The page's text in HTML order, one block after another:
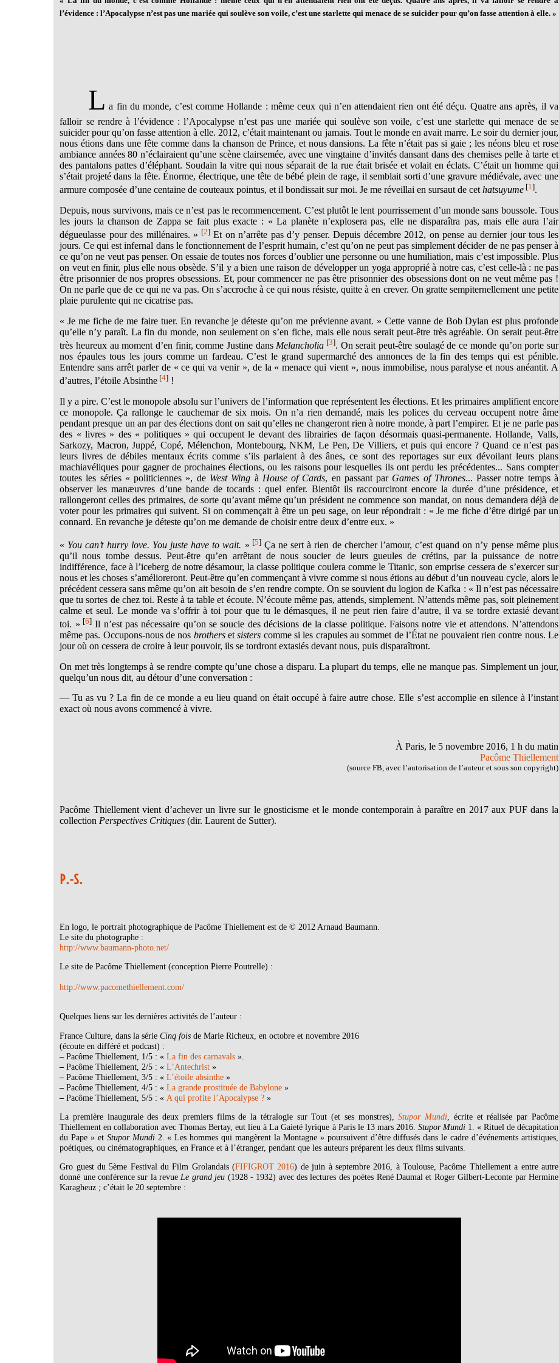
l’évidence : l’Apocalypse n’est pas une mariée qui soulève son voile, c’est une starlette qui menace de se suicider pour qu’on fasse attention à elle. »
L a fin du monde, c’est comme Hollande : même ceux qui n’en attendaient rien ont été déçu. Quatre ans après, il va
falloir se rendre à l’évidence : l’Apocalypse n’est pas une mariée qui soulève son voile, c’est une starlette qui menace de se
suicider pour qu’on fasse attention à elle. 2012, c’était maintenant ou jamais. Tout le monde en avait marre. Le soir du dernier jour,
nous étions dans une fête comme dans la chanson de Prince, et nous dansions. La fête n’était pas si gaie ; les néons bleu et rose
ambiance années 80 n’éclairaient qu’une scène clairsemée, avec une vingtaine d’invités dansant dans des chemises pelle à tarte et
des pantalons pattes d’éléphant. Soudain la vitre qui nous séparait de la rue était brisée et volait en éclats. C’était un homme qui
s’était projeté dans la fête. Énorme, électrique, une tête de bébé plein de rage, il semblait sorti d’une gravure médiévale, avec une
armure composée d’une centaine de couteaux pointus, et il bondissait sur moi. Je me réveillai en sursaut de cethatsuyume [1].
Depuis, nous survivons, mais ce n’est pas le recommencement. C’est plutôt le lent pourrissement d’un monde sans boussole. Tous
les jours la chanson de Zappa se fait plus exacte : « La planète n’explosera pas, elle ne disparaîtra pas, mais elle aura l’air
dégueulasse pour des millénaires. » [2]Et on n’arrête pas d’y penser. Depuis décembre 2012, on pense au dernier jour tous les
jours. Ce qui est infernal dans le fonctionnement de l’esprit humain, c’est qu’on ne peut pas simplement décider de ne pas penser à
ce qu’on ne veut pas penser. On essaie de toutes nos forces d’oublier une personne ou une humiliation, mais c’est impossible. Plus
on veut en finir, plus elle nous obsède. S’il y a bien une raison de développer un yoga approprié à notre cas, c’est celle-là : ne pas
être prisonnier de nos propres obsessions. Et, pour commencer ne pas être prisonnier des obsessions dont on ne veut même pas !
On ne parle que de ce qui ne va pas. On s’accroche à ce qui nous résiste, quitte à en crever. On gratte sempiternellement une petite
plaie purulente qui ne cicatrise pas.
« Je me fiche de me faire tuer. En revanche je déteste qu’on me prévienne avant. » Cette vanne de Bob Dylan est plus profonde
qu’elle n’y paraît. La fin du monde, non seulement on s’en fiche, mais elle nous serait peut-être très agréable. On serait peut-être
très heureux au moment d’en finir, comme Justine dans Melancholia [3]. On serait peut-être soulagé de ce monde qu’on porte sur
nos épaules tous les jours comme un fardeau. C’est le grand supermarché des annonces de la fin des temps qui est pénible.
Entendre sans arrêt parler de « ce qui va venir », de la « menace qui vient », nous immobilise, nous paralyse et nous anéantit. A
d’autres, l’étoile Absinthe [4] !
Il y a pire. C’est le monopole absolu sur l’univers de l’information que représentent les élections. Et les primaires amplifient encore
ce monopole. Ça rallonge le cauchemar de six mois. On n’a rien demandé, mais les polices du cerveau occupent notre âme
pendant presque un an par des élections dont on sait qu’elles ne changeront rien à notre monde, à part l’empirer. Et je ne parle pas
des « livres » des « politiques » qui occupent le devant des librairies de façon désormais quasi-permanente. Hollande, Valls,
Sarkozy, Macron, Juppé, Copé, Mélenchon, Montebourg, NKM, Le Pen, De Villiers, et puis qui encore ? Quand ce n’est pas
leurs livres de débiles mentaux écrits comme s’ils parlaient à des ânes, ce sont des reportages sur eux dévoilant leurs plans
machiavéliques pour gagner de prochaines élections, ou les raisons pour lesquelles ils ont perdu les précédentes... Sans compter
toutes les séries « politiciennes », de West Wing à House of Cards, en passant par Games of Thrones... Passer notre temps à
observer les manæuvres d’une bande de tocards : quel enfer. Bientôt ils raccourciront encore la durée d’une présidence, et
rallongeront celles des primaires, de sorte qu’avant même qu’un président ne commence son mandat, on nous demandera déjà de
voter pour les primaires qui suivent. Si on commençait à être un peu sage, on leur répondrait : « Je me fiche d’être dirigé par un
connard. En revanche je déteste qu’on me demande de choisir entre deux d’entre eux. »
« You can’t hurry love. You juste have to wait. » [5]Ça ne sert à rien de chercher l’amour, c’est quand on n’y pense même plus
qu’il nous tombe dessus. Peut-être qu’en arrêtant de nous soucier de leurs gueules de crétins, par la puissance de notre
indifférence, face à l’iceberg de notre désamour, la classe politique coulera comme le Titanic, son emprise cessera de s’exercer sur
nous et les choses s’amélioreront. Peut-être qu’en commençant à vivre comme si nous étions au début d’un nouveau cycle, alors le
précédent cessera sans même qu’on ait besoin de s’en rendre compte. On se souvient du logion de Kafka : « Il n’est pas nécessaire
que tu sortes de chez toi. Reste à ta table et écoute. N’écoute même pas, attends, simplement. N’attends même pas, soit pleinement
calme et seul. Le monde va s’offrir à toi pour que tu le démasques, il ne peut rien faire d’autre, il va se tordre extasié devant
toi. » [6]Il n’est pas nécessaire qu’on se soucie des décisions de la classe politique. Faisons notre vie et attendons. N’attendons
même pas. Occupons-nous de nos brothersetsisters comme si les crapules au sommet de l’État ne pouvaient rien contre nous. Le
jour où on cessera de croire à leur pouvoir, ils se tordront extasiés devant nous, puis disparaîtront.
On met très longtemps à se rendre compte qu’une chose a disparu. La plupart du temps, elle ne manque pas. Simplement un jour,
quelqu’un nous dit, au détour d’une conversation :
— Tu as vu ? La fin de ce monde a eu lieu quand on était occupé à faire autre chose. Elle s’est accomplie en silence à l’instant
exact où nous avons commencé à vivre.
À Paris, le 5 novembre 2016, 1 h du matin
Pacôme Thiellement
(source FB, avec l’autorisation de l’auteur et sous son copyright)
Pacôme Thiellement vient d’achever un livre sur le gnosticisme et le monde contemporain à paraître en 2017 aux PUF dans la
collection Perspectives Critiques (dir. Laurent de Sutter).
P.-S.
En logo, le portrait photographique de Pacôme Thiellement est de © 2012 Arnaud Baumann.
Le site du photographe :
http://www.baumann-photo.net/
Le site de Pacôme Thiellement (conception Pierre Poutrelle) :
http://www.pacomethiellement.com/
Quelques liens sur les dernières activités de l’auteur :
France Culture, dans la sérieCinq fois de Marie Richeux, en octobre et novembre 2016
(écoute en différé et podcast) :
– Pacôme Thiellement, 1/5 : «La fin des carnavals ».
– Pacôme Thiellement, 2/5 : «L’Antechrist »
– Pacôme Thiellement, 3/5 : «L’étoile absinthe »
– Pacôme Thiellement, 4/5 : «La grande prostituée de Babylone »
– Pacôme Thiellement, 5/5 : « A qui profite l’Apocalypse ? »
La première inaugurale des deux premiers films de la tétralogie sur Tout (et ses monstres),Stupor Mundi , écrite et réalisée par Pacôme
Thiellement en collaboration avec Thomas Bertay, eut lieu à La Gaieté lyrique à Paris le 13 mars 2016. Stupor Mundi1. « Rituel de décapitation
du Pape » et Stupor Mundi 2. « Les hommes qui mangèrent la Montagne » poursuivent d’être diffusés dans le cadre d’événements artistiques,
poétiques, ou cinématographiques, en France et à l’étranger, pendant que les auteurs préparent les deux films suivants.
Gro guest du 5ème Festival du Film Grolandais (FIFIGROT 2016) de juin à septembre 2016, à Toulouse, Pacôme Thiellement a entre autre
donné une conférence sur la revue Le grand jeu (1928 - 1932) avec des lectures des poètes René Daumal et Roger Gilbert-Leconte par Hermine
Karagheuz ; c’était le 20 septembre :